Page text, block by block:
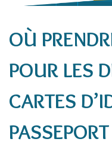
OÙ
POUR LES
CARTES